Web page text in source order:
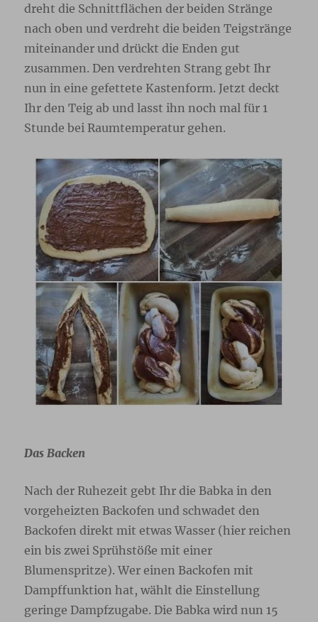
dreht die Schnittflächen der beiden Stränge
nach oben und verdreht die beiden Teigstränge
miteinander und drückt die Enden gut
zusammen. Den verdrehten Strang gebt Ihr
nun in eine gefettete Kastenform. Jetzt deckt
Ihr den Teig ab und lasst ihn noch mal für 1
Stunde bei Raumtemperatur gehen.
Das Backen
Nach der Ruhezeit gebt Ihr die Babka in den
vorgeheizten Backofen und schwadet den
Backofen direkt mit etwas Wasser (hier reichen
ein bis zwei Sprühstöße mit einer
Blumenspritze). Wer einen Backofen mit
Dampffunktion hat, wählt die Einstellung
geringe Dampfzugabe. Die Babka wird nun 15